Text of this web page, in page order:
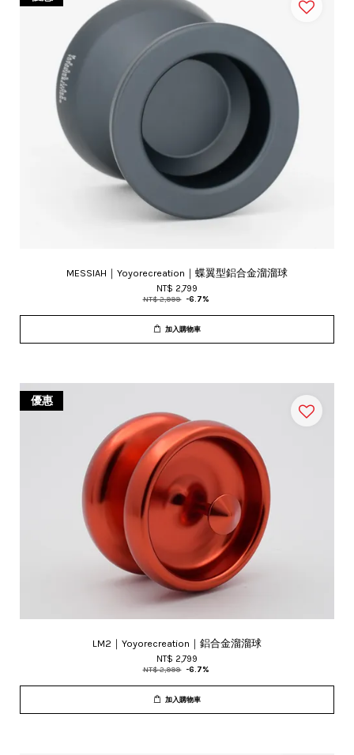
MESSIAH｜Yoyorecreation｜蝶翼型鋁合金溜溜球
NT$ 2,799
NT$ 2,999 -6.7%
加入購物車
優惠
LM2｜Yoyorecreation｜鋁合金溜溜球
NT$ 2,799
NT$ 2,999 -6.7%
加入購物車